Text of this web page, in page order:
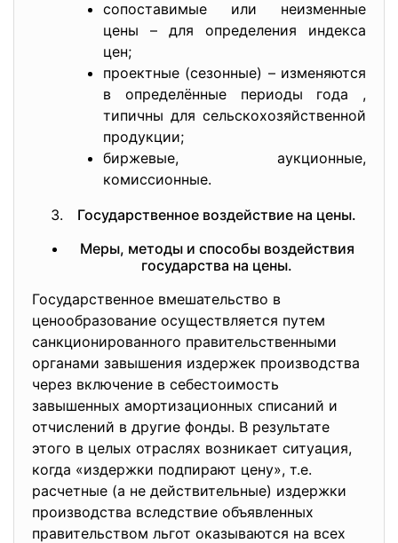
сопоставимые или неизменные
цены – для определения индекса
цен;
проектные (сезонные) – изменяются
в определённые периоды года ,
типичны для сельскохозяйственной
продукции;
биржевые, аукционные,
комиссионные.
Государственное воздействие на цены.
Меры, методы и способы воздействия
государства на цены.
Государственное вмешательство в
ценообразование осуществляется путем
санкционированного правительственными
органами завышения издержек производства
через включение в себестоимость
завышенных амортизационных списаний и
отчислений в другие фонды. В результате
этого в целых отраслях возникает ситуация,
когда «издержки подпирают цену», т.е.
расчетные (а не действительные) издержки
производства вследствие объявленных
правительством льгот оказываются на всех